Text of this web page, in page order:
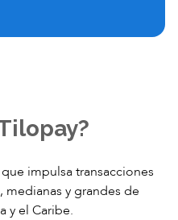
impulsa transacciones
medianas y grandes de
y el Caribe.